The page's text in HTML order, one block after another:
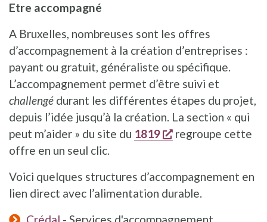
Etre accompagné
A Bruxelles, nombreuses sont les offres
d’accompagnement à la création d’entreprises :
payant ou gratuit, généraliste ou spécifique.
L’accompagnement permet d’être suivi et
challengé durant les différentes étapes du projet,
depuis l’idée jusqu’à la création. La section « qui
peut m’aider » du site du 1819 s'ouvre dans une
regroupe cette
offre en un seul clic.
Voici quelques structures d’accompagnement en
lien direct avec l’alimentation durable.